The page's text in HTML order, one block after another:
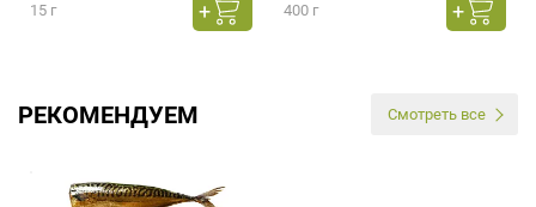
15 г 400 г
РЕКОМЕНДУЕМ Смотреть все